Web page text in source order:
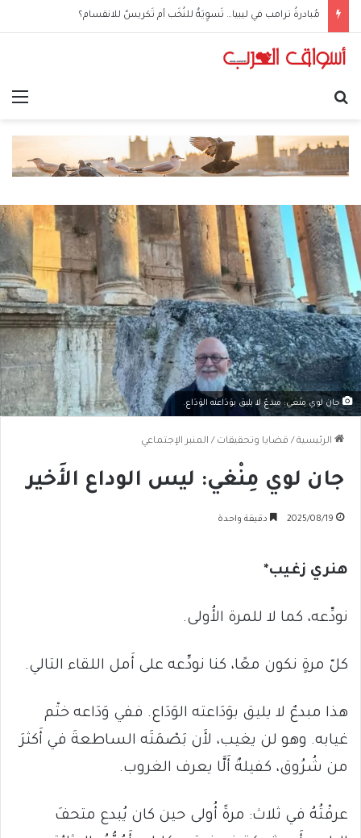
مُبادرةُ ترامب في ليبيا… تَسوِيَةٌ للنُخَب أم تَكريسٌ للانقسام؟
جان لوي مِنْغي: مبدعٌ لا يليق بوَدَاعته الوَدَاع.
الرئيسية / قضايا وتحقيقات / المنبر الإجتماعي
جان لوي مِنْغي: ليس الوداع الأَخير
2025/08/19 دقيقة واحدة
هنري زغيب*
نودِّعه، كما لا للمرة الأُولى.
كلّ مرةٍ نكون معًا، كنا نودِّعه على أَمل اللقاء التالي.
هذا مبدعٌ لا يليق بوَدَاعته الوَدَاع. ففي وَدَاعه ختْم
غيابه. وهو لن يغيب، لأَن بَصْمَتَه الساطعةَ في أَكثرَ
من شُرُوق، كفيلةٌ أَلَّا يعرف الغروب.
عرفْتُهُ في ثلاث: مرةً أُولى حين كان يُبدع متحفَ